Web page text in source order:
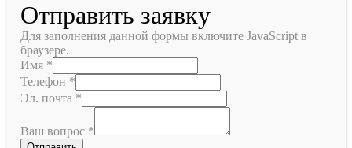
Отправить заявку
Для заполнения данной формы включите JavaScript в
браузере.
Имя *
Телефон *
Эл. почта *
Ваш вопрос *